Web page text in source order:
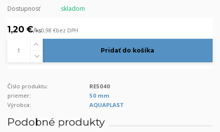
Dostupnosť skladom
1,20 €/ks0,98 €bez DPH
Pridať do košíka
Číslo produktu:
RE5040
priemer:
50 mm
Výrobca:
AQUAPLAST
Podobné produkty